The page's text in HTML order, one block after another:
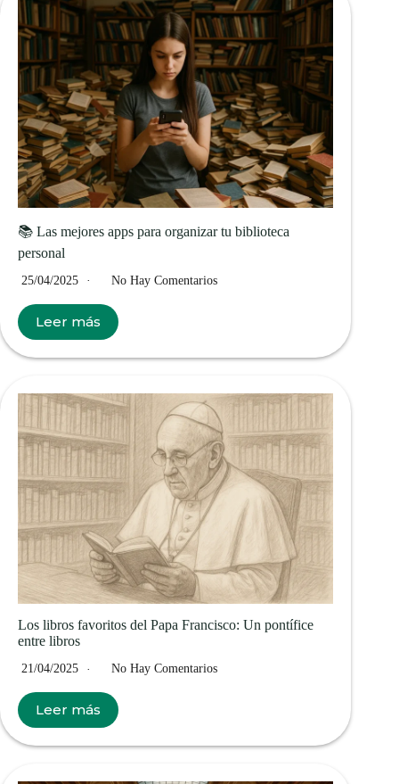
📚 Las mejores apps para organizar tu biblioteca
personal
25/04/2025 No Hay Comentarios
Leer más
Los libros favoritos del Papa Francisco: Un pontífice
entre libros
21/04/2025 No Hay Comentarios
Leer más